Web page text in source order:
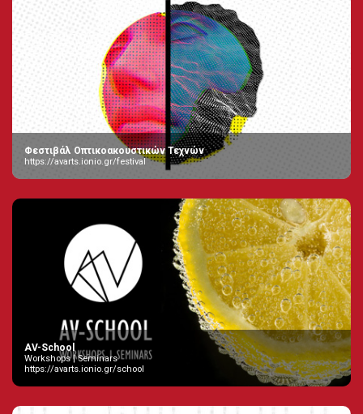
Φεστιβάλ Οπτικοακουστικών Τεχνών
https://avarts.ionio.gr/festival
AV-School
Workshops | Seminars
https://avarts.ionio.gr/school